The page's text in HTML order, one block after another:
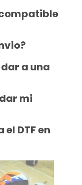
a una
mi
DTF en